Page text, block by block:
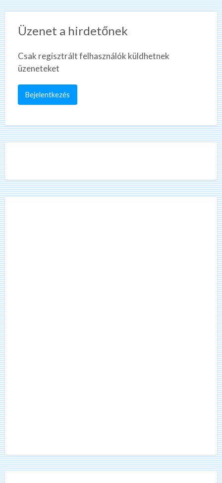
Üzenet a hirdetőnek
Csak regisztrált felhasználók küldhetnek
üzeneteket
Bejelentkezés